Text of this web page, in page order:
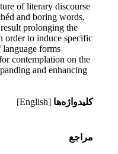
of literary discourse
and boring words,
prolonging the
order to induce specific
language forms
contemplation on the
and enhancing
کلیدواژه‌ها [English]
مراجع